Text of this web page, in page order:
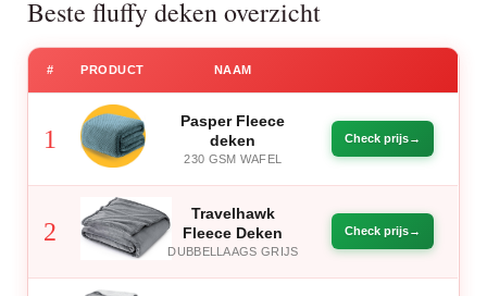
Beste fluffy deken overzicht
# PRODUCT NAAM
1
Pasper Fleece
deken
230 GSM WAFEL
Check prijs
2
Travelhawk
Fleece Deken
DUBBELLAAGS GRIJS
Check prijs